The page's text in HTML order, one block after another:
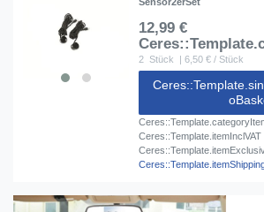
12,99 €
2 Stück | 6,50 € / Stück
Ceres::Template.itemInclVAT